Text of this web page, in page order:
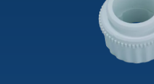
Aanwezigheids- en
OEM-experts
Tijd- en lichtregeling
DALI-2 lichtregeling